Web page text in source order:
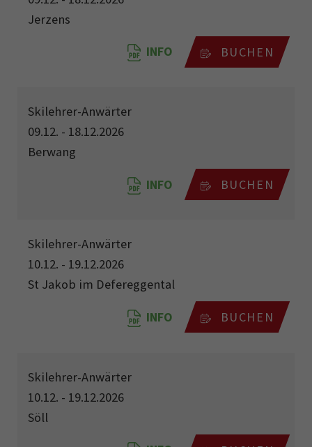
Jerzens
INFO BUCHEN
Skilehrer-Anwärter
09.12. - 18.12.2026
Berwang
INFO BUCHEN
Skilehrer-Anwärter
10.12. - 19.12.2026
St Jakob im Defereggental
INFO BUCHEN
Skilehrer-Anwärter
10.12. - 19.12.2026
Söll